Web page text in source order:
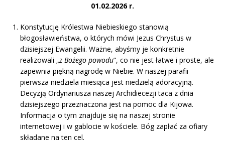
01.02.2026 r.
Konstytucję Królestwa Niebieskiego stanowią
błogosławieństwa, o których mówi Jezus Chrystus w
dzisiejszej Ewangelii. Ważne, abyśmy je konkretnie
realizowali „z Bożego powodu”, co nie jest łatwe i proste, ale
zapewnia piękną nagrodę w Niebie. W naszej parafii
pierwsza niedziela miesiąca jest niedzielą adoracyjną.
Decyzją Ordynariusza naszej Archidiecezji taca z dnia
dzisiejszego przeznaczona jest na pomoc dla Kijowa.
Informacja o tym znajduje się na naszej stronie
internetowej i w gablocie w kościele. Bóg zapłać za ofiary
składane na ten cel.